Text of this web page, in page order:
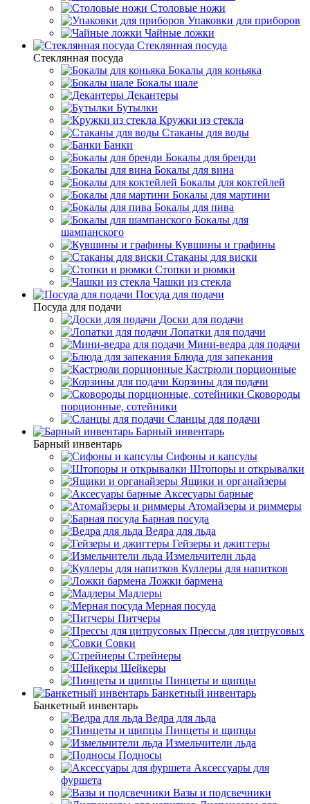
Столовые ножи
Упаковки для приборов
Чайные ложки
Стеклянная посуда
Стеклянная посуда
Бокалы для коньяка
Бокалы шале
Декантеры
Бутылки
Кружки из стекла
Стаканы для воды
Банки
Бокалы для бренди
Бокалы для вина
Бокалы для коктейлей
Бокалы для мартини
Бокалы для пива
Бокалы для
шампанского
Кувшины и графины
Стаканы для виски
Стопки и рюмки
Чашки из стекла
Посуда для подачи
Посуда для подачи
Доски для подачи
Лопатки для подачи
Мини-ведра для подачи
Блюда для запекания
Кастрюли порционные
Корзины для подачи
Сковороды
порционные, сотейники
Сланцы для подачи
Барный инвентарь
Барный инвентарь
Сифоны и капсулы
Штопоры и открывалки
Ящики и органайзеры
Аксесуары барные
Атомайзеры и риммеры
Барная посуда
Ведра для льда
Гейзеры и джиггеры
Измельчители льда
Куллеры для напитков
Ложки бармена
Мадлеры
Мерная посуда
Питчеры
Прессы для цитрусовых
Совки
Стрейнеры
Шейкеры
Пинцеты и щипцы
Банкетный инвентарь
Банкетный инвентарь
Ведра для льда
Пинцеты и щипцы
Измельчители льда
Подносы
Аксессуары для
фуршета
Вазы и подсвечники